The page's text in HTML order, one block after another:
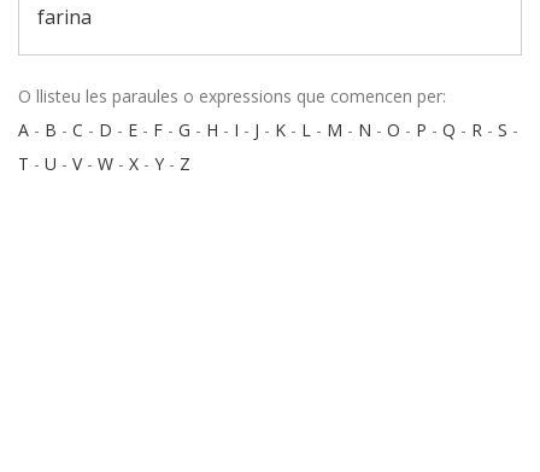
farina
O llisteu les paraules o expressions que comencen per:
A - B - C - D - E - F - G - H - I - J - K - L - M - N - O - P - Q - R - S -
T - U - V- W - X - Y - Z